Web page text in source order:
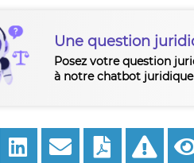
Une question
Posez votre question
à notre chatbot